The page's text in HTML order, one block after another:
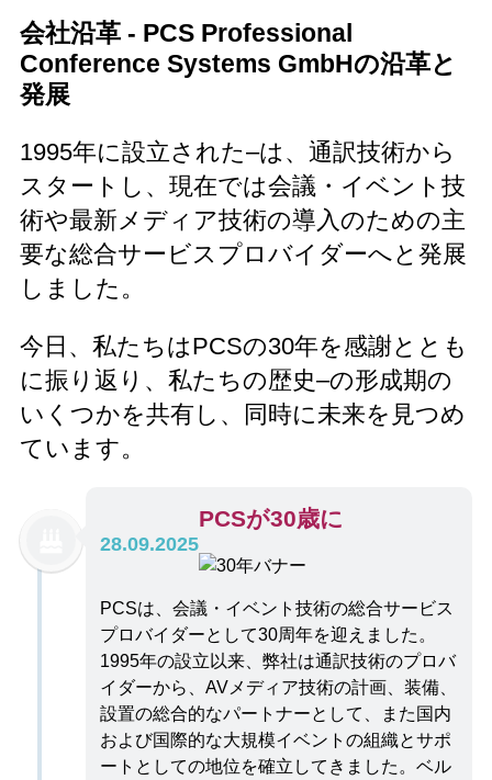
プマイク
ニュース
会社沿革 - PCS Professional
Conference Systems GmbHの沿革と
発展
1995年に設立された–は、通訳技術から
スタートし、現在では会議・イベント技
術や最新メディア技術の導入のための主
要な総合サービスプロバイダーへと発展
しました。
今日、私たちはPCSの30年を感謝ととも
に振り返り、私たちの歴史–の形成期の
いくつかを共有し、同時に未来を見つめ
ています。
28.09.2025
PCSが30歳に
PCSは、会議・イベント技術の総合サービス
プロバイダーとして30周年を迎えました。
1995年の設立以来、弊社は通訳技術のプロバ
イダーから、AVメディア技術の計画、装備、
設置の総合的なパートナーとして、また国内
および国際的な大規模イベントの組織とサポ
ートとしての地位を確立してきました。ベル